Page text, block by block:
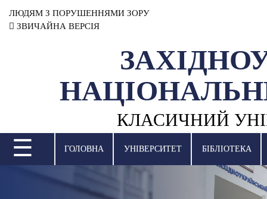
ЛЮДЯМ З ПОРУШЕННЯМИ ЗОРУ
ЗВИЧАЙНА ВЕРСІЯ
КЛАСИЧНИЙ
НАУКОВА ДІЯЛЬНІСТЬ
МІЖНАРОДНА ДІЯЛЬНІСТЬ
ВСТУПНА КАМПАНІЯ
☰ ГОЛОВНА УНІВЕРСИТЕТ БІБЛІОТЕКА